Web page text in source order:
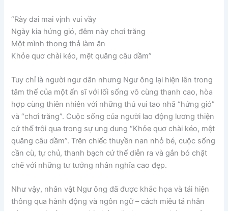
“Rày dai mai vịnh vui vầy
Ngày kia hứng gió, đêm này chơi trăng
Một mình thong thả làm ăn
Khỏe quơ chài kéo, mệt quăng câu dầm”
Tuy chỉ là người ngư dân nhưng Ngư ông lại hiện lên trong
tâm thế của một ẩn sĩ với lối sống vô cùng thanh cao, hòa
hợp cùng thiên nhiên với những thú vui tao nhã “hứng gió”
và “chơi trăng”. Cuộc sống của người lao động lương thiện
cứ thế trôi qua trong sự ung dung “Khỏe quơ chài kéo, mệt
quăng câu dầm”. Trên chiếc thuyền nan nhỏ bé, cuộc sống
cần cù, tự chủ, thanh bạch cứ thế diễn ra và gắn bó chặt
chẽ với những tư tưởng nhân nghĩa cao đẹp.
Như vậy, nhân vật Ngư ông đã được khắc họa và tái hiện
thông qua hành động và ngôn ngữ – cách miêu tả nhân